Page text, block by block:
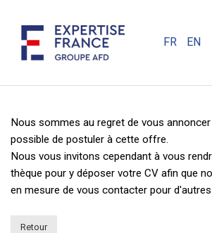
FR EN
Nous sommes au regret de vous
possible de postuler à cette offre.
Nous vous invitons cependant à vous
thèque pour y déposer votre CV afin que
en mesure de vous contacter pour
Retour